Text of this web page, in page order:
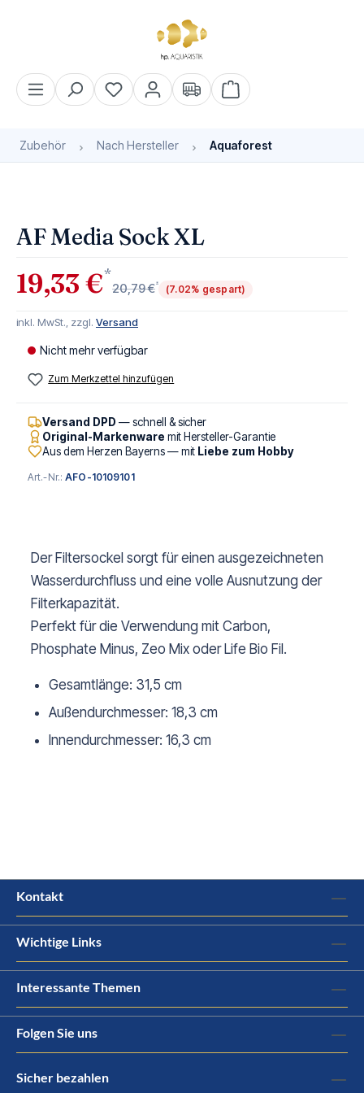
Warenkorb enthält 0
Zubehör Nach Hersteller Aquaforest
AF Media Sock XL
19,33 €*
20,79 €* (7.02% gespart)
inkl. MwSt., zzgl. Versand
Nicht mehr verfügbar
Zum Merkzettel hinzufügen
Versand DPD — schnell & sicher
Original-Markenware mit Hersteller-Garantie
Aus dem Herzen Bayerns — mit Liebe zum Hobby
Art.-Nr.:AFO-10109101
Der Filtersockel sorgt für einen ausgezeichneten
Wasserdurchfluss und eine volle Ausnutzung der
Filterkapazität.
Perfekt für die Verwendung mit Carbon,
Phosphate Minus, Zeo Mix oder Life Bio Fil.
Gesamtlänge: 31,5 cm
Außendurchmesser: 18,3 cm
Innendurchmesser: 16,3 cm
Kontakt
Wichtige Links
Interessante Themen
Folgen Sie uns
Sicher bezahlen